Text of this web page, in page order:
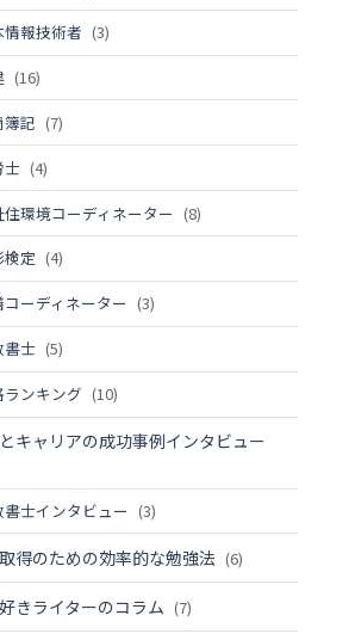
情報技術者 (3)
(16)
簿記 (7)
士 (4)
住環境コーディネーター (8)
検定 (4)
コーディネーター (3)
書士 (5)
ランキング (10)
キャリアの成功事例インタビュー
書士インタビュー (3)
得のための効率的な勉強法 (6)
きライターのコラム (7)